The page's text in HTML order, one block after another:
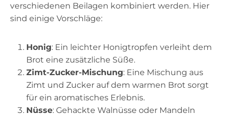
verschiedenen Beilagen kombiniert werden. Hier
sind einige Vorschläge:
Honig: Ein leichter Honigtropfen verleiht dem
Brot eine zusätzliche Süße.
Zimt-Zucker-Mischung: Eine Mischung aus
Zimt und Zucker auf dem warmen Brot sorgt
für ein aromatisches Erlebnis.
Nüsse: Gehackte Walnüsse oder Mandeln